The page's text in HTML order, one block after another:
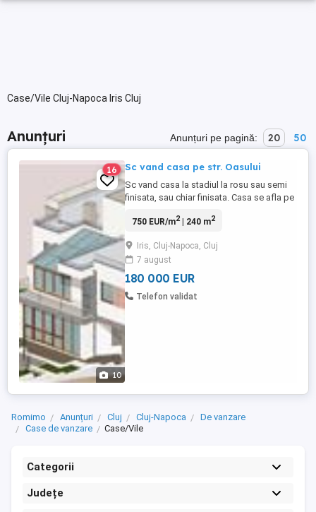
Case/Vile Cluj-Napoca Iris Cluj
Anunțuri Anunțuri pe pagină: 20 50
10
16 Sc vand casa pe str. Oasului
Sc vand casa la stadiul la rosu sau semi
finisata, sau chiar finisata. Casa se afla pe
este 451 mp si 100 mp drum. Iar suprafata
compusa la etaj 2 dormitoare 1 baie,
dormitor matrimonial cu dresing si baie,
Teresa, ...
750 EUR/m2| 240 m2
Iris, Cluj-Napoca, Cluj
7 august
180 000 EUR
Telefon validat
Romimo Anunțuri Cluj Cluj-Napoca
De vanzare
Case de vanzare
Case/Vile
Categorii
Județe